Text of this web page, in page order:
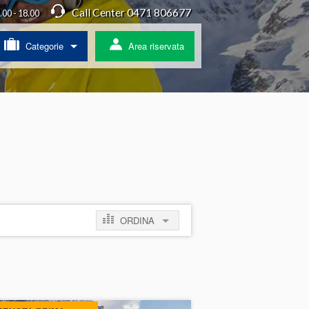
- 18.00 Call Center 0471 806677
Categorie Area riservata
ORDINA
per novità